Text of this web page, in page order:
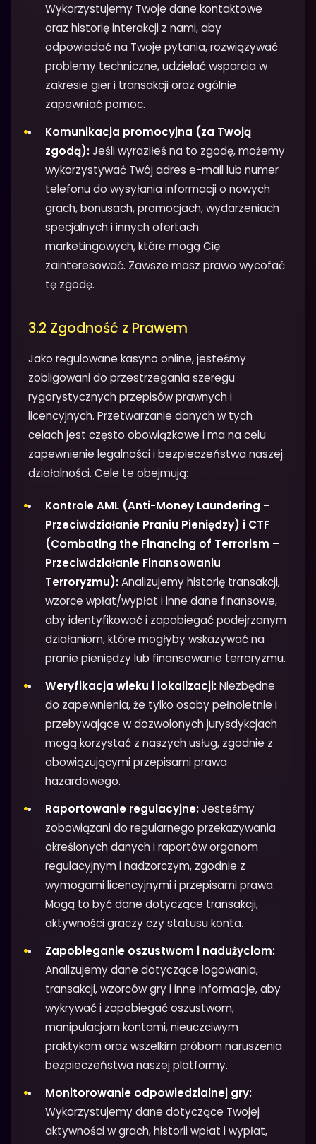
Wykorzystujemy Twoje dane kontaktowe
oraz historię interakcji z nami, aby
odpowiadać na Twoje pytania, rozwiązywać
problemy techniczne, udzielać wsparcia w
zakresie gier i transakcji oraz ogólnie
zapewniać pomoc.
Komunikacja promocyjna (za Twoją
zgodą):Jeśli wyraziłeś na to zgodę, możemy
wykorzystywać Twój adres e-mail lub numer
telefonu do wysyłania informacji o nowych
grach, bonusach, promocjach, wydarzeniach
specjalnych i innych ofertach
marketingowych, które mogą Cię
zainteresować. Zawsze masz prawo wycofać
tę zgodę.
3.2 Zgodność z Prawem
Jako regulowane kasyno online, jesteśmy
zobligowani do przestrzegania szeregu
rygorystycznych przepisów prawnych i
licencyjnych. Przetwarzanie danych w tych
celach jest często obowiązkowe i ma na celu
zapewnienie legalności i bezpieczeństwa naszej
działalności. Cele te obejmują:
Kontrole AML (Anti-Money Laundering –
Przeciwdziałanie Praniu Pieniędzy) i CTF
(Combating the Financing of Terrorism –
Przeciwdziałanie Finansowaniu
Terroryzmu):Analizujemy historię transakcji,
wzorce wpłat/wypłat i inne dane finansowe,
aby identyfikować i zapobiegać podejrzanym
działaniom, które mogłyby wskazywać na
pranie pieniędzy lub finansowanie terroryzmu.
Weryfikacja wieku i lokalizacji:Niezbędne
do zapewnienia, że tylko osoby pełnoletnie i
przebywające w dozwolonych jurysdykcjach
mogą korzystać z naszych usług, zgodnie z
obowiązującymi przepisami prawa
hazardowego.
Raportowanie regulacyjne:Jesteśmy
zobowiązani do regularnego przekazywania
określonych danych i raportów organom
regulacyjnym i nadzorczym, zgodnie z
wymogami licencyjnymi i przepisami prawa.
Mogą to być dane dotyczące transakcji,
aktywności graczy czy statusu konta.
Zapobieganie oszustwom i nadużyciom:
Analizujemy dane dotyczące logowania,
transakcji, wzorców gry i inne informacje, aby
wykrywać i zapobiegać oszustwom,
manipulacjom kontami, nieuczciwym
praktykom oraz wszelkim próbom naruszenia
bezpieczeństwa naszej platformy.
Monitorowanie odpowiedzialnej gry:
Wykorzystujemy dane dotyczące Twojej
aktywności w grach, historii wpłat i wypłat,